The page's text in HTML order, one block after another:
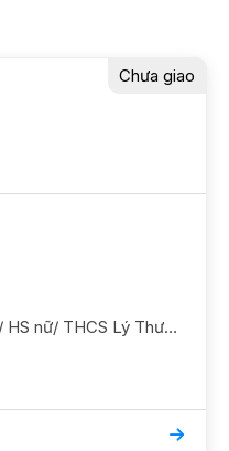
Chưa giao
Yêu cầu khác: ST986 Toán 9/ HS nữ/ THCS Lý Thường Kiệt/ HL TB Khá Cần học chắc cơ bản và ôn luyện thêm thi cấp 3 GS nữ. ĐC phố Trần Quý Cáp, Văn Miếu, Đống Đa Học phí 180 - 200k/b/2h